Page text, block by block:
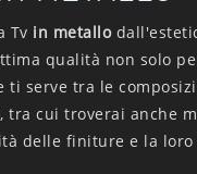
Tv in metallo
qualità non solo
ti serve tra le
tra cui troverai anche
delle finiture e la